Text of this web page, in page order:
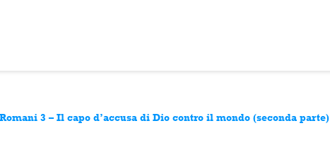
3 – Il capo d’accusa di Dio contro il mondo (seconda parte)